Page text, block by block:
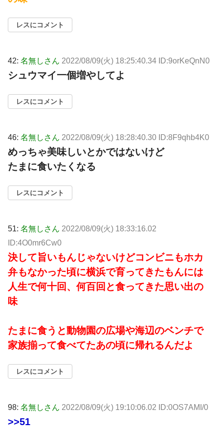
レスにコメント
42: 名無しさん 2022/08/09(火) 18:25:40.34 ID:9orKeQnN0
シュウマイ一個増やしてよ
レスにコメント
46: 名無しさん 2022/08/09(火) 18:28:40.30 ID:8F9qhb4K0
めっちゃ美味しいとかではないけど
たまに食いたくなる
レスにコメント
51: 名無しさん 2022/08/09(火) 18:33:16.02
ID:4O0mr6Cw0
決して旨いもんじゃないけどコンビニもホカ
弁もなかった頃に横浜で育ってきたもんには
人生で何十回、何百回と食ってきた思い出の
味
たまに食うと動物園の広場や海辺のベンチで
家族揃って食べてたあの頃に帰れるんだよ
レスにコメント
98: 名無しさん 2022/08/09(火) 19:10:06.02 ID:0OS7AMI/0
>>51